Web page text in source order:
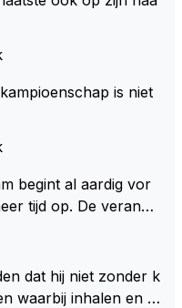
is niet
begint al aardig vor
tijd op. De verande
effect hebb
het 3 jaar zijn, hoo
Vergeet niet, hij hee
dat hij niet zonder k